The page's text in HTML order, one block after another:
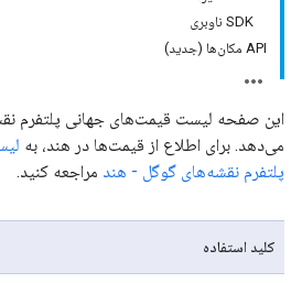
SDK ناوبری
API مکان‌ها (جدید)
این صفحه لیست قیمت‌های جهانی پلتفرم
می‌دهد. برای اطلاع از قیمت‌ها در هند، به
پلتفرم نقشه‌های گوگل - هند مراجعه کنید.
کلید استفاده